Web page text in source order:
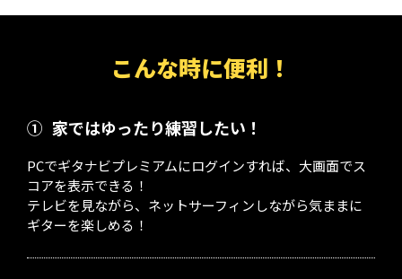
こんな時に便利！
① 家ではゆったり練習したい！
PCでギタナビプレミアムにログインすれば、大画面でス
コアを表示できる！
テレビを見ながら、ネットサーフィンしながら気ままに
ギターを楽しめる！